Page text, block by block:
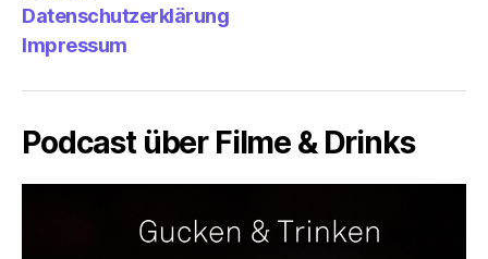
Datenschutzerklärung
Impressum
Podcast über Filme & Drinks